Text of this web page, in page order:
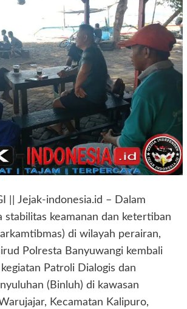
|| Jejak-indonesia.id – Dalam
stabilitas keamanan dan ketertiban
di wilayah perairan,
Polresta Banyuwangi kembali
Patroli Dialogis dan
(Binluh) di kawasan
Kecamatan Kalipuro,